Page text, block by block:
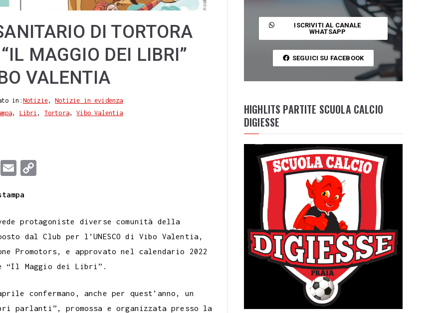
DI TORTORA
MAGGIO DEI LIBRI”
VALENTIA
in:Notizie,Notizie in evidenza
, Libri , Tortora,Vibo Valentia
T
E
a
l
L
i
n
protagoniste diverse comunità della
dal Club per l’UNESCO di Vibo Valentia,
Promotors, e approvato nel calendario 2022
“Il Maggio dei Libri”.
confermano, anche per quest’anno, un
parlanti”, promossa e organizzata presso la
ISCRIVITI AL CANALE
WHATSAPP
SEGUICI SU FACEBOOK
HIGHLITS PARTITE SCUOLA CALCIO
DIGIESSE